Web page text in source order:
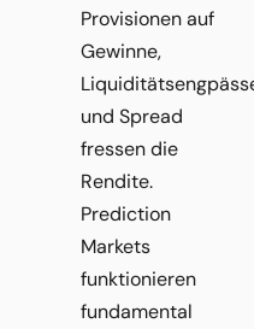
Provisionen auf
Gewinne,
und Spread
fressen die
Rendite.
Prediction
Markets
funktionieren
fundamental